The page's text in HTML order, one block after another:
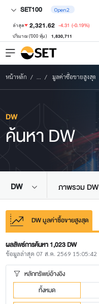
SET100 Open2
ล่าสุด 2,321.62 -4.31 (-0.19%)
ปริมาณ ('000 หุ้น) 1,830,711
หน้าหลัก ... มูลค่าซื้อขายสูงสุด
DW
ค้นหา DW
DW ภาพรวม DW
DW มูลค่าซื้อขายสูงสุด
ผลลัพธ์การค้นหา 1,023 DW
ข้อมูลล่าสุด 07 ส.ค. 2569 15:05:42
หลักทรัพย์อ้างอิง
ทั้งหมด